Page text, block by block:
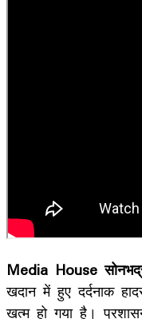
Media House
खदान में हुए दर्दनाक
खत्म हो गया है।